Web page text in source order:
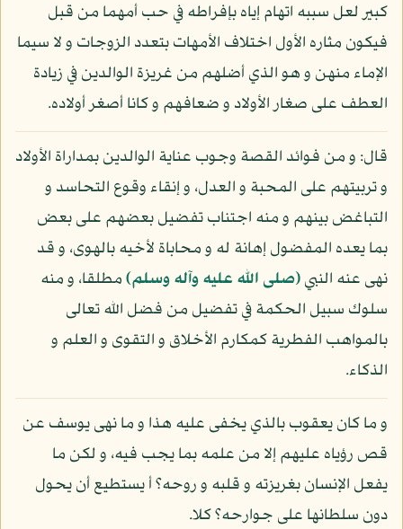
كبير لعل سببه اتهام إياه بإفراطه في حب أمهما من قبل
فيكون مثاره الأول اختلاف الأمهات بتعدد الزوجات و لا سيما
الإماء منهن و هو الذي أضلهم من غريزة الوالدين في زيادة
العطف على صغار الأولاد و ضعافهم و كانا أصغر أولاده.
قال: و من فوائد القصة وجوب عناية الوالدين بمداراة الأولاد
و تربيتهم على المحبة و العدل، و إنقاء وقوع التحاسد و
التباغض بينهم و منه اجتناب تفضيل بعضهم على بعض
بما يعده المفضول إهانة له و محاباة لأخيه بالهوى، و قد
نهى عنه النبي(صلى الله عليه وآله وسلم)مطلقا، و منه
سلوك سبيل الحكمة في تفضيل من فضل الله تعالى
بالمواهب الفطرية كمكارم الأخلاق و التقوى و العلم و
الذكاء.
و ما كان يعقوب بالذي يخفى عليه هذا و ما نهى يوسف عن
قص رؤياه عليهم إلا من علمه بما يجب فيه، و لكن ما
يفعل الإنسان بغريزته و قلبه و روحه؟ أ يستطيع أن يحول
دون سلطانها على جوارحه؟ كلا.